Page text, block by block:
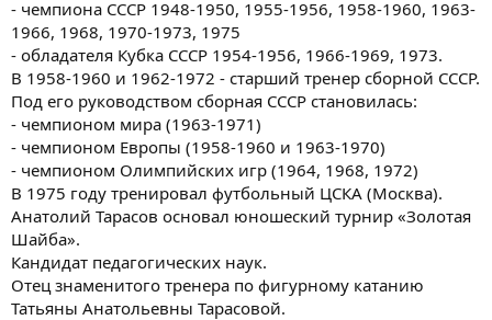
- чемпиона СССР 1948-1950, 1955-1956, 1958-1960, 1963-
1966, 1968, 1970-1973, 1975
- обладателя Кубка СССР 1954-1956, 1966-1969, 1973.
В 1958-1960 и 1962-1972 - старший тренер сборной СССР.
Под его руководством сборная СССР становилась:
- чемпионом мира (1963-1971)
- чемпионом Европы (1958-1960 и 1963-1970)
- чемпионом Олимпийских игр (1964, 1968, 1972)
В 1975 году тренировал футбольный ЦСКА (Москва).
Анатолий Тарасов основал юношеский турнир «Золотая
Шайба».
Кандидат педагогических наук.
Отец знаменитого тренера по фигурному катанию
Татьяны Анатольевны Тарасовой.